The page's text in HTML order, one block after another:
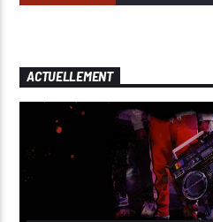
ACTUELLEMENT